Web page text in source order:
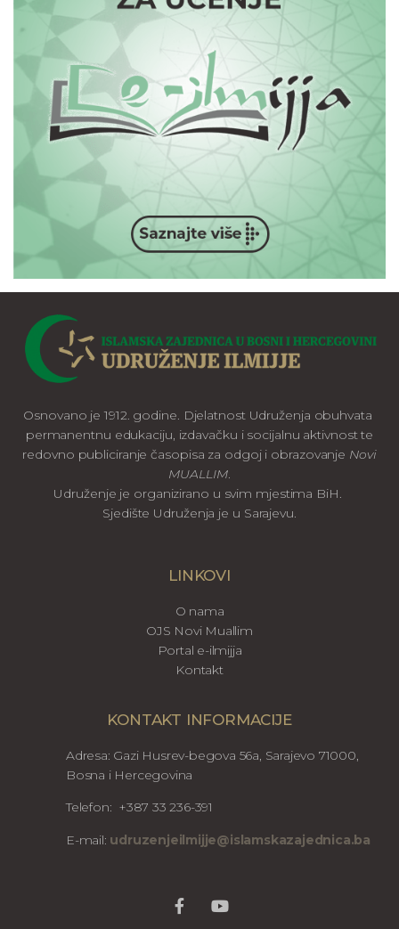
Osnovano je 1912. godine. Djelatnost Udruženja obuhvata
permanentnu edukaciju, izdavačku i socijalnu aktivnost te
redovno publiciranje časopisa za odgoj i obrazovanje Novi
MUALLIM.
Udruženje je organizirano u svim mjestima BiH.
Sjedište Udruženja je u Sarajevu.
LINKOVI
O nama
OJS Novi Muallim
Portal e-ilmijja
Kontakt
KONTAKT INFORMACIJE
Adresa: Gazi Husrev-begova 56a, Sarajevo 71000,
Bosna i Hercegovina
Telefon: +387 33 236-391
E-mail: udruzenjeilmijje@islamskazajednica.ba